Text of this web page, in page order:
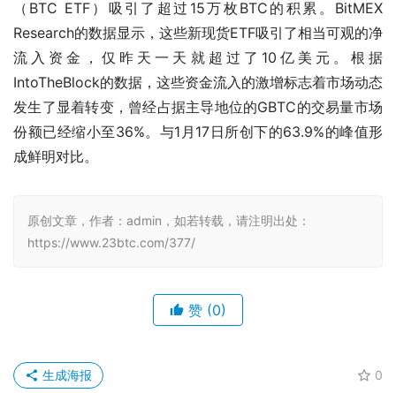
（BTC ETF）吸引了超过15万枚BTC的积累。BitMEX
Research的数据显示，这些新现货ETF吸引了相当可观的净
流入资金，仅昨天一天就超过了10亿美元。根据
IntoTheBlock的数据，这些资金流入的激增标志着市场动态
发生了显着转变，曾经占据主导地位的GBTC的交易量市场
份额已经缩小至36%。与1月17日所创下的63.9%的峰值形
成鲜明对比。
原创文章，作者：admin，如若转载，请注明出处：
https://www.23btc.com/377/
赞 (0)
0
生成海报